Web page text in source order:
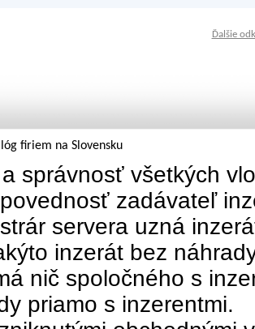
Ďalšie
firiem na Slovensku
správnosť všetkých
zadávateľ
servera uzná
inzerát bez
nič spoločného s
priamo s inzerentmi.